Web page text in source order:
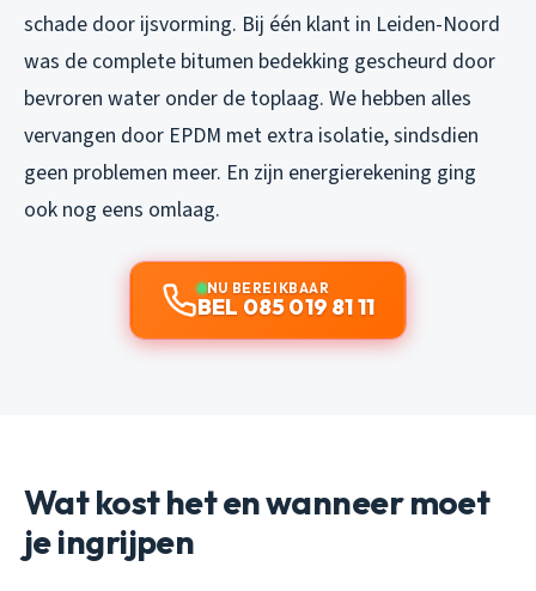
schade door ijsvorming. Bij één klant in Leiden-Noord
was de complete bitumen bedekking gescheurd door
bevroren water onder de toplaag. We hebben alles
vervangen door EPDM met extra isolatie, sindsdien
geen problemen meer. En zijn energierekening ging
ook nog eens omlaag.
NU BEREIKBAAR
BEL 085 019 81 11
Wat kost het en wanneer moet
je ingrijpen